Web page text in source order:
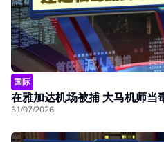
国际
在雅加达机场被捕 大马机师当
31/07/2026